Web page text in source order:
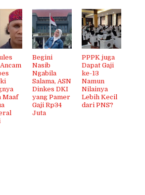
Maaf
Begini
Nasib
Ngabila
Salama, ASN
Dinkes DKI
yang Pamer
Gaji Rp34
Juta
PPPK juga
Dapat Gaji
ke-13
Namun
Nilainya
Lebih Kecil
dari PNS?